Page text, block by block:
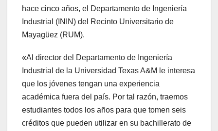
hace cinco años, el Departamento de Ingeniería
Industrial (ININ) del Recinto Universitario de
Mayagüez (RUM).
«Al director del Departamento de Ingeniería
Industrial de la Universidad Texas A&M le interesa
que los jóvenes tengan una experiencia
académica fuera del país. Por tal razón, traemos
estudiantes todos los años para que tomen seis
créditos que pueden utilizar en su bachillerato de